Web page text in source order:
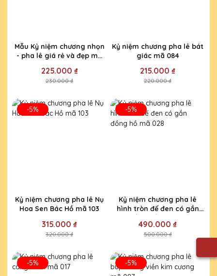
Mẫu Kỷ niệm chương nhọn
- pha lê giá rẻ và đẹp mã
225.000 ₫
230.000 ₫
Kỷ niệm chương pha lê bát
giác mã 084
215.000 ₫
220.000 ₫
-5%
Kỷ niệm chương pha lê Nụ
Hoa Sen Bác Hồ mã 103
315.000 ₫
320.000 ₫
-5%
Kỷ niệm chương pha lê
hình tròn đế đen có gắn
490.000 ₫
500.000 ₫
-5% -5%